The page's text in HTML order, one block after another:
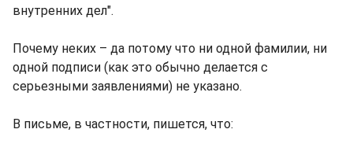
внутренних дел".
Почему неких – да потому что ни одной фамилии, ни
одной подписи (как это обычно делается с
серьезными заявлениями) не указано.
В письме, в частности, пишется, что: